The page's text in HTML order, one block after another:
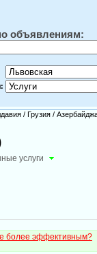
объявлениям:
/ Грузия /
услуги
более эффективным?